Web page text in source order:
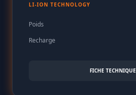
LI-ION TECHNOLOGY
Poids
Recharge
FICHE TECHNIQUE